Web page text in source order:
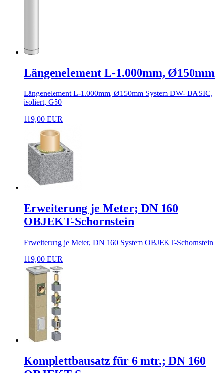
Längenelement L-1.000mm, Ø150mm
Längenelement L-1.000mm, Ø150mm System DW- BASIC,
isoliert, G50
119,00 EUR
Erweiterung je Meter; DN 160
OBJEKT-Schornstein
Erweiterung je Meter, DN 160 System OBJEKT-Schornstein
119,00 EUR
Komplettbausatz für 6 mtr.; DN 160